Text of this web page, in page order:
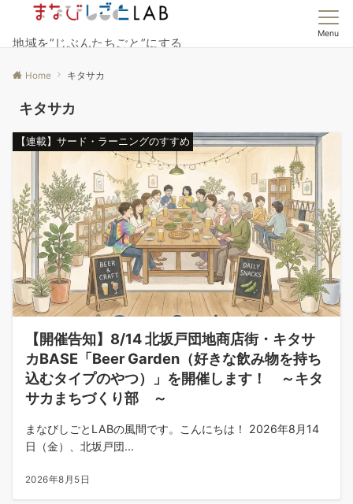
地域を”じぶんたちごと”にする
Menu
Home キタサカ
キタサカ
【連載】サード・ラーニングのすすめ
【開催告知】8/14 北坂戸団地商店街・キタサ
カBASE「Beer Garden（好きな飲み物を持ち
込むタイプのやつ）」を開催します！ ～キタ
サカまちづくり部 ～
まなびしごとLABの風間です。こんにちは！ 2026年8月14
日（金）、北坂戸団...
2026年8月5日